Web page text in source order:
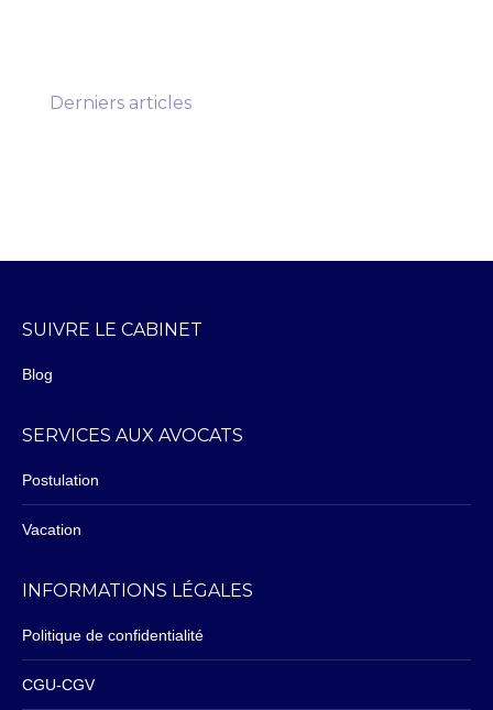
Derniers articles
SUIVRE LE CABINET
Blog
SERVICES AUX AVOCATS
Postulation
Vacation
INFORMATIONS LÉGALES
Politique de confidentialité
CGU-CGV